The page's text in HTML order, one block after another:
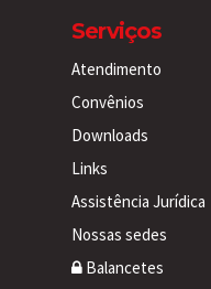
Serviços
Atendimento
Convênios
Downloads
Links
Assistência Jurídica
Nossas sedes
Balancetes